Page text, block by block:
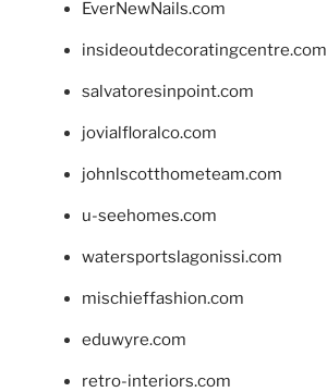
EverNewNails.com
insideoutdecoratingcentre.com
salvatoresinpoint.com
jovialfloralco.com
johnlscotthometeam.com
u-seehomes.com
watersportslagonissi.com
mischieffashion.com
eduwyre.com
retro-interiors.com